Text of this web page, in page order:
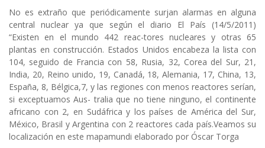
No es extraño que periódicamente surjan alarmas en alguna
central nuclear ya que según el diario El País (14/5/2011)
“Existen en el mundo 442 reac-tores nucleares y otras 65
plantas en construcción. Estados Unidos encabeza la lista con
104, seguido de Francia con 58, Rusia, 32, Corea del Sur, 21,
India, 20, Reino unido, 19, Canadá, 18, Alemania, 17, China, 13,
España, 8, Bélgica,7, y las regiones con menos reactores serían,
si exceptuamos Aus- tralia que no tiene ninguno, el continente
africano con 2, en Sudáfrica y los países de América del Sur,
México, Brasil y Argentina con 2 reactores cada país.Veamos su
localización en este mapamundi elaborado por Óscar Torga